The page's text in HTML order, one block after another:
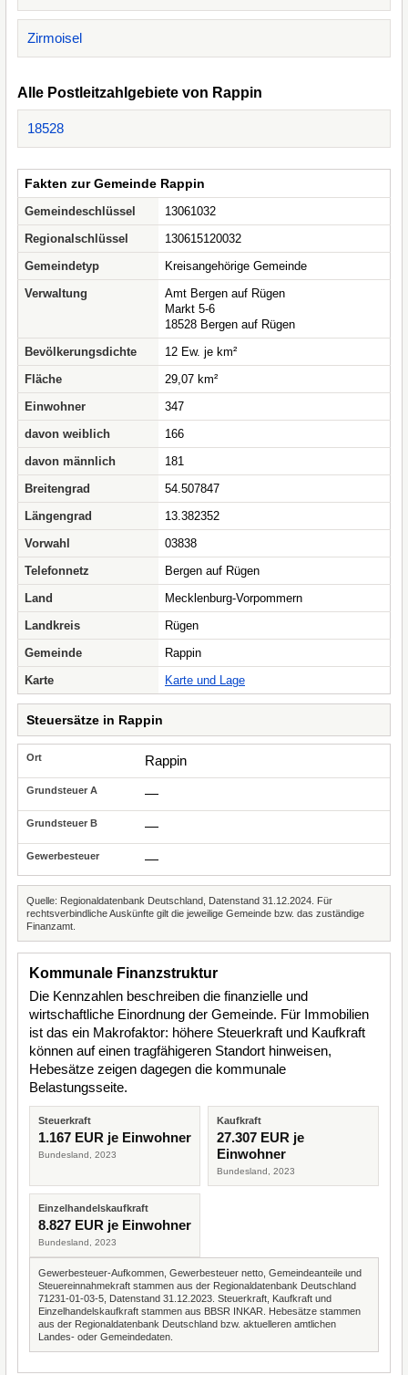
Zirmoisel
Alle Postleitzahlgebiete von Rappin
18528
Fakten zur Gemeinde Rappin
Gemeindeschlüssel
13061032
Regionalschlüssel
130615120032
Gemeindetyp
Kreisangehörige Gemeinde
Verwaltung
Amt Bergen auf Rügen
Markt 5-6
18528 Bergen auf Rügen
Bevölkerungsdichte
12 Ew. je km²
Fläche
29,07 km²
Einwohner
347
davon weiblich
166
davon männlich
181
Breitengrad
54.507847
Längengrad
13.382352
Vorwahl
03838
Telefonnetz
Bergen auf Rügen
Land
Mecklenburg-Vorpommern
Landkreis
Rügen
Gemeinde
Rappin
Karte
Karte und Lage
Steuersätze in Rappin
Rappin
—
—
—
Quelle: Regionaldatenbank Deutschland, Datenstand 31.12.2024. Für
rechtsverbindliche Auskünfte gilt die jeweilige Gemeinde bzw. das zuständige
Finanzamt.
Kommunale Finanzstruktur
Die Kennzahlen beschreiben die finanzielle und
wirtschaftliche Einordnung der Gemeinde. Für Immobilien
ist das ein Makrofaktor: höhere Steuerkraft und Kaufkraft
können auf einen tragfähigeren Standort hinweisen,
Hebesätze zeigen dagegen die kommunale
Belastungsseite.
Steuerkraft
1.167 EUR je Einwohner
Bundesland, 2023
Kaufkraft
27.307 EUR je
Einwohner
Bundesland, 2023
Einzelhandelskaufkraft
8.827 EUR je Einwohner
Bundesland, 2023
Gewerbesteuer-Aufkommen, Gewerbesteuer netto, Gemeindeanteile und
Steuereinnahmekraft stammen aus der Regionaldatenbank Deutschland
71231-01-03-5, Datenstand 31.12.2023. Steuerkraft, Kaufkraft und
Einzelhandelskaufkraft stammen aus BBSR INKAR. Hebesätze stammen
aus der Regionaldatenbank Deutschland bzw. aktuelleren amtlichen
Landes- oder Gemeindedaten.